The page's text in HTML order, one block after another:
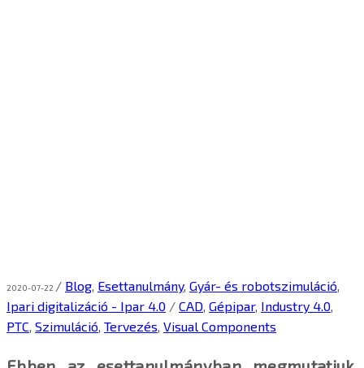
2020-07-22 / Blog, Esettanulmány, Gyár- és robotszimuláció,
Ipari digitalizáció - Ipar 4.0 / CAD, Gépipar, Industry 4.0,
PTC, Szimuláció, Tervezés, Visual Components